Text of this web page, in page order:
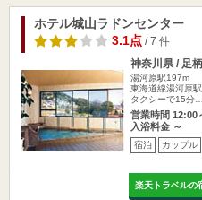
ホテル城山ラドンセンター
3.1点 / 7 件
神奈川県 / 足
湯河原駅197m
東海道線湯河原
タクシーで15分…
営業時間 12:00
入浴料金 ～
宿泊 カップル
楽天トラベルの